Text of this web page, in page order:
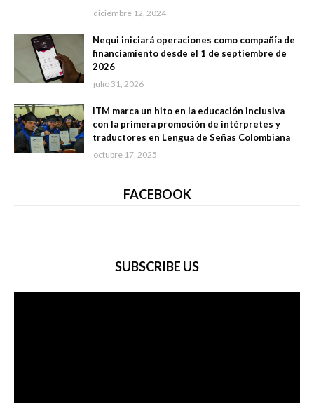
diciembre 12, 2024
Nequi iniciará operaciones como compañía de
financiamiento desde el 1 de septiembre de
2026
julio 31, 2026
ITM marca un hito en la educación inclusiva
con la primera promoción de intérpretes y
traductores en Lengua de Señas Colombiana
octubre 17, 2025
FACEBOOK
SUBSCRIBE US